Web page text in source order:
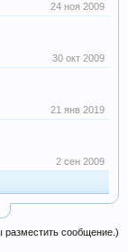
24 ноя 2009
30 окт 2009
21 янв 2019
2 сен 2009
разместить сообщение.)